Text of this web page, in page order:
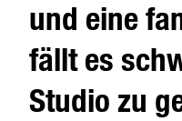
und eine
fällt es
Studio zu